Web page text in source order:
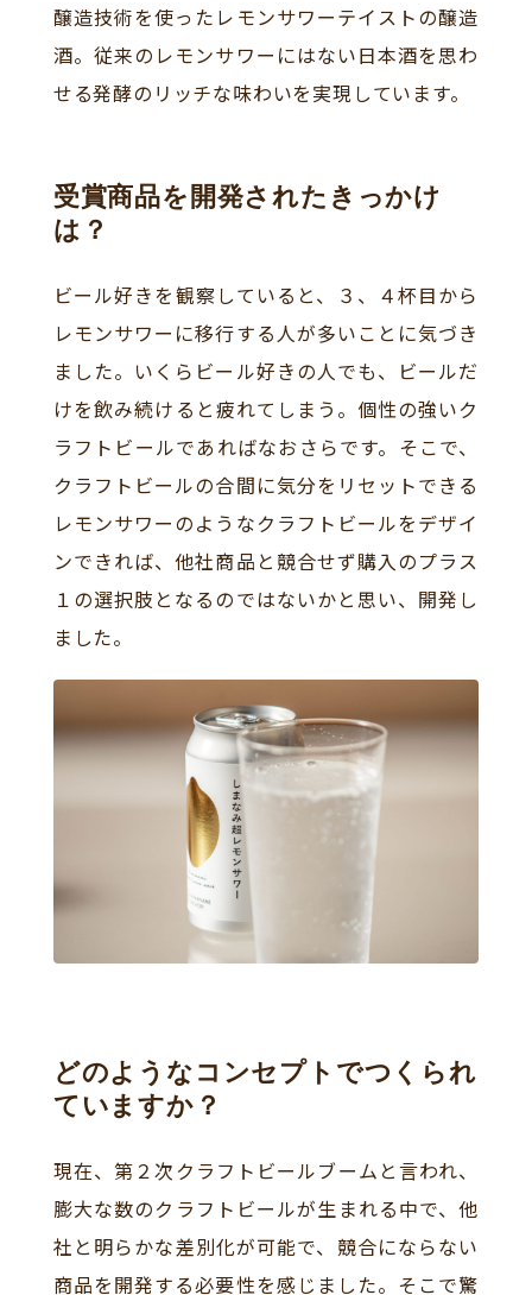
醸造技術を使ったレモンサワーテイストの醸造
酒。従来のレモンサワーにはない日本酒を思わ
せる発酵のリッチな味わいを実現しています。
受賞商品を開発されたきっかけ
は？
ビール好きを観察していると、３、４杯目から
レモンサワーに移行する人が多いことに気づき
ました。いくらビール好きの人でも、ビールだ
けを飲み続けると疲れてしまう。個性の強いク
ラフトビールであればなおさらです。そこで、
クラフトビールの合間に気分をリセットできる
レモンサワーのようなクラフトビールをデザイ
ンできれば、他社商品と競合せず購入のプラス
１の選択肢となるのではないかと思い、開発し
ました。
どのようなコンセプトでつくられ
ていますか？
現在、第２次クラフトビールブームと言われ、
膨大な数のクラフトビールが生まれる中で、他
社と明らかな差別化が可能で、競合にならない
商品を開発する必要性を感じました。そこで驚